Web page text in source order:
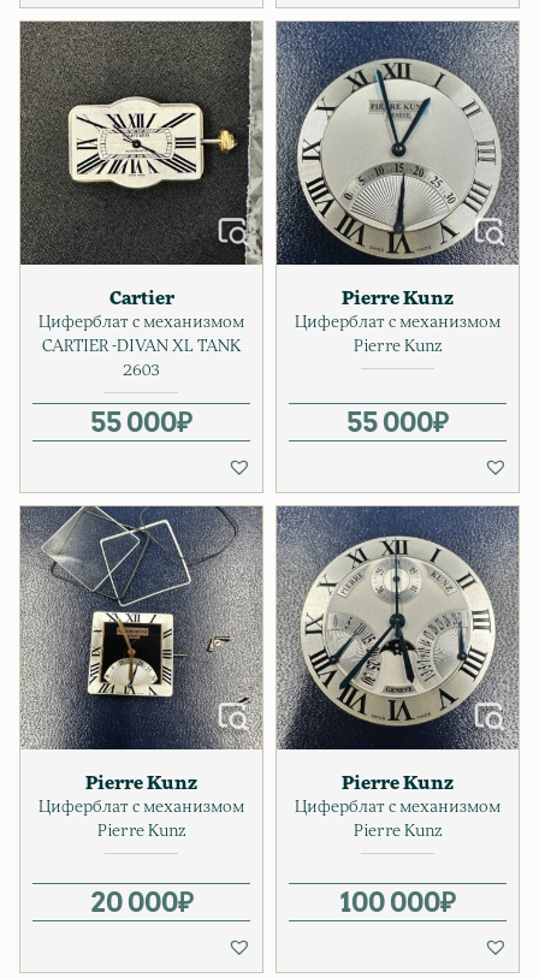
Cartier
Циферблат с механизмом
CARTIER -DIVAN XL TANK
2603
55 000₽
Pierre Kunz
Циферблат с механизмом
Pierre Kunz
55 000₽
Pierre Kunz
Циферблат с механизмом
Pierre Kunz
20 000₽
Pierre Kunz
Циферблат с механизмом
Pierre Kunz
100 000₽